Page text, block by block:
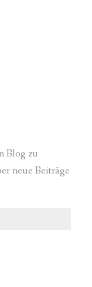
Blog zu
neue Beiträge